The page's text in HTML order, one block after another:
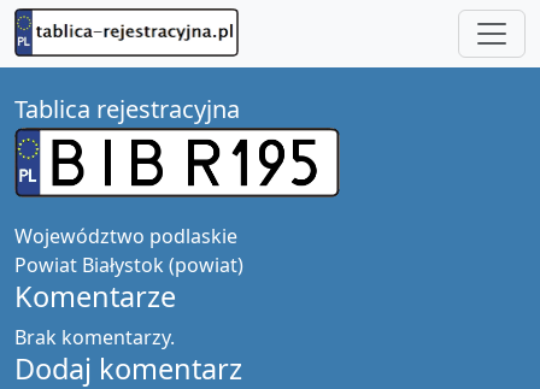
Tablica rejestracyjna
Województwo podlaskie
Powiat Białystok (powiat)
Komentarze
Brak komentarzy.
Dodaj komentarz